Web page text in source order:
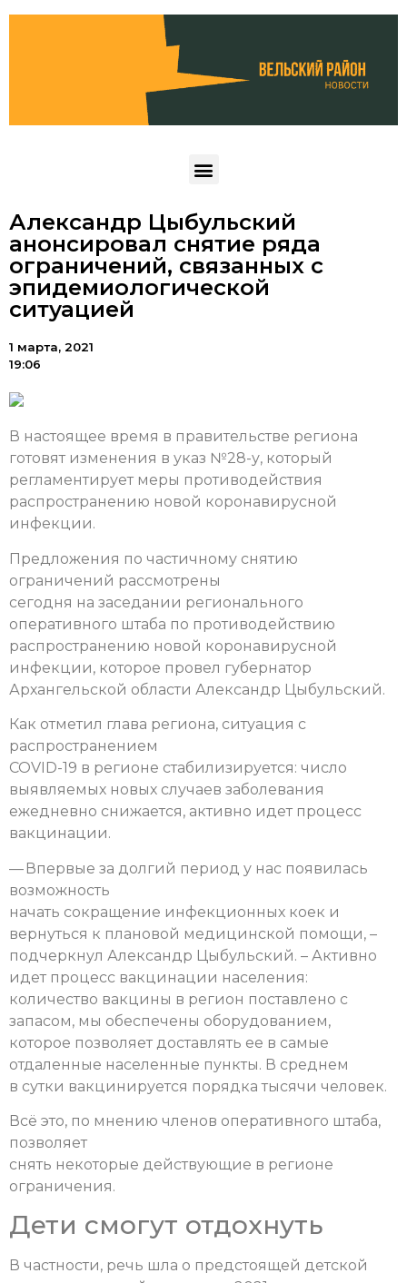
Александр Цыбульский
анонсировал снятие ряда
ограничений, связанных с
эпидемиологической
ситуацией
1 марта, 2021
19:06
В настоящее время в правительстве региона
готовят изменения в указ №28-у, который
регламентирует меры противодействия
распространению новой коронавирусной
инфекции.
Предложения по частичному снятию
ограничений рассмотрены
сегодня на заседании регионального
оперативного штаба по противодействию
распространению новой коронавирусной
инфекции, которое провел губернатор
Архангельской области Александр Цыбульский.
Как отметил глава региона, ситуация с
распространением
COVID-19 в регионе стабилизируется: число
выявляемых новых случаев заболевания
ежедневно снижается, активно идет процесс
вакцинации.
— Впервые за долгий период у нас появилась
возможность
начать сокращение инфекционных коек и
вернуться к плановой медицинской помощи, –
подчеркнул Александр Цыбульский. – Активно
идет процесс вакцинации населения:
количество вакцины в регион поставлено с
запасом, мы обеспечены оборудованием,
которое позволяет доставлять ее в самые
отдаленные населенные пункты. В среднем
в сутки вакцинируется порядка тысячи человек.
Всё это, по мнению членов оперативного штаба,
позволяет
снять некоторые действующие в регионе
ограничения.
Дети смогут отдохнуть
В частности, речь шла о предстоящей детской